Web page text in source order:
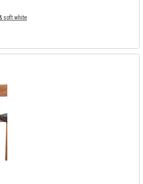
soft white